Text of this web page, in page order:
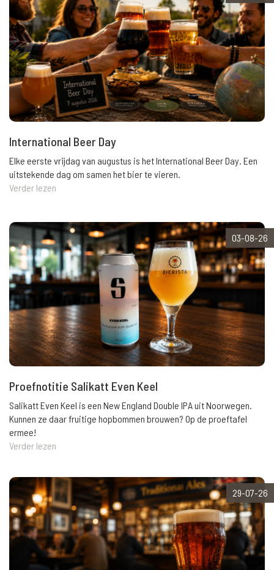
International Beer Day
Elke eerste vrijdag van augustus is het International Beer Day. Een
uitstekende dag om samen het bier te vieren.
Verder lezen
03-08-26
Proefnotitie Salikatt Even Keel
Salikatt Even Keel is een New England Double IPA uit Noorwegen.
Kunnen ze daar fruitige hopbommen brouwen? Op de proeftafel
ermee!
Verder lezen
29-07-26